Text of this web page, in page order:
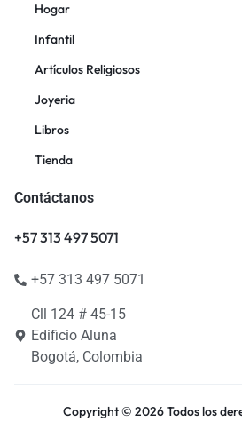
Hogar
Infantil
Artículos Religiosos
Joyeria
Libros
Tienda
Contáctanos
+57 313 497 5071
+57 313 497 5071
Cll 124 # 45-15
Edificio Aluna
Bogotá, Colombia
Copyright © 2026 Todos los